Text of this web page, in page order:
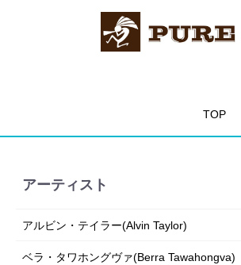
TOP
アーティスト
アルビン・テイラー(Alvin Taylor)
ベラ・タワホングヴァ(Berra Tawahongva)